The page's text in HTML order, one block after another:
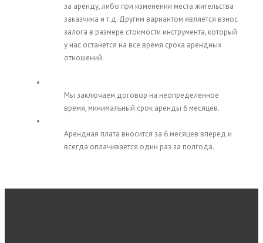
за аренду, либо при изменении места жительства
заказчика и т.д. Другим вариантом является взнос
залога в размере стоимости инструмента, который
у нас останется на все время срока арендных
отношений.
Мы заключаем договор на неопределенное
время, минимальный срок аренды 6 месяцев.
Арендная плата вносится за 6 месяцев вперед и
всегда оплачивается один раз за полгода.